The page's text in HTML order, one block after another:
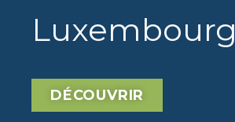
Luxembourg
DÉCOUVRIR